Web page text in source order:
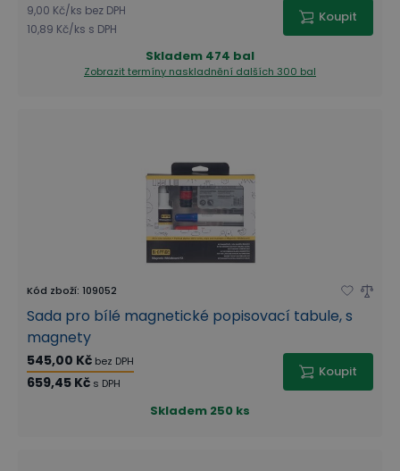
9,00 Kč/ks bez DPH
10,89 Kč/ks s DPH
Koupit
Skladem 474 bal
Zobrazit termíny naskladnění dalších 300 bal
Kód zboží: 109052
Sada pro bílé magnetické popisovací tabule, s
magnety
545,00 Kč bez DPH
659,45 Kč s DPH
Koupit
Skladem 250 ks